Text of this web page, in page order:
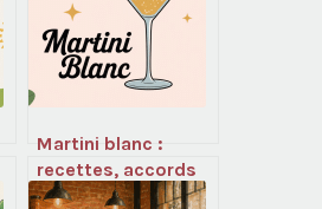
Martini blanc :
recettes, accords
et secrets d’un